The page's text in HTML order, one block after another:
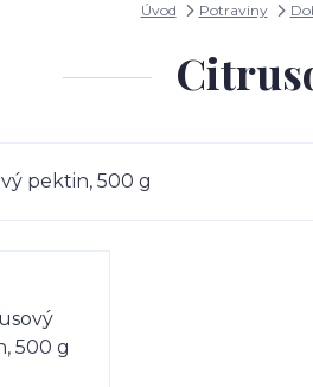
Úvod Potraviny